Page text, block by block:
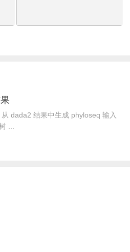
dada2 结果中生成 phyloseq 输入
...